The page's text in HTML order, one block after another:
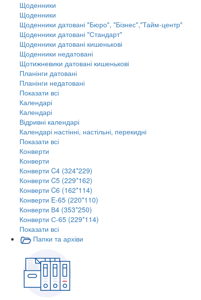
Щоденники
Щоденники
Щоденники датовані "Бюро", "Бізнес","Тайм-центр"
Щоденники датовані "Стандарт"
Щоденники датовані кишенькові
Щоденники недатовані
Щотижневики датовані кишенькові
Планінги датовані
Планінги недатовані
Показати всі
Календарі
Календарі
Відривні календарі
Календарі настінні, настільні, перекидні
Показати всі
Конверти
Конверти
Конверти C4 (324*229)
Конверти C5 (229*162)
Конверти C6 (162*114)
Конверти E-65 (220*110)
Конверти В4 (353*250)
Конверти С-65 (229*114)
Показати всі
Папки та архіви